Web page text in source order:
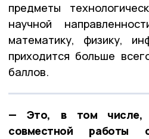
предметы
научной
математику, физику,
приходится больше
баллов.
— Это, в том числе,
совместной работы